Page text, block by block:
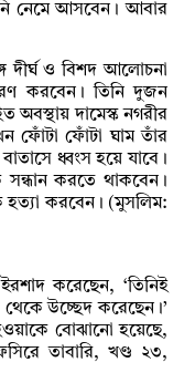
নেমে আসবেন। আবার
দীর্ঘ ও বিশদ আলোচনা
করবেন। তিনি দুজন
দামেস্ক নগরীর
ফোঁটা ফোঁটা ঘাম তাঁর
ধ্বংস হয়ে যাবে।
সন্ধান করতে থাকবেন।
হত্যা করবেন। (মুসলিম:
করেছেন, ‘তিনিই
থেকে উচ্ছেদ করেছেন।’
বোঝানো হয়েছে,
তাবারি, খণ্ড ২৩,